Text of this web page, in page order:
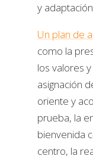
y
Un plan de
como la
los valores
asignación
oriente y
prueba, la
bienvenida
centro, la